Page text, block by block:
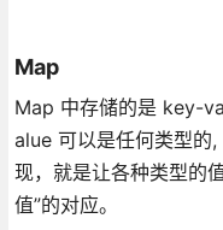
Map
Map 中存储的是 key-
alue 可以是任何类型的
现，就是让各种类型的
值”的对应。